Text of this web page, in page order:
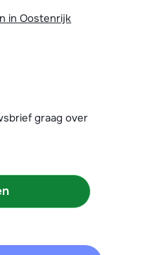
in Oostenrijk
graag over